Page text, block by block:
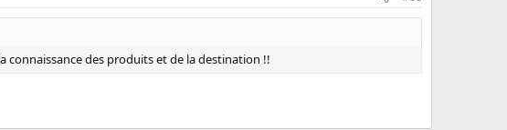
connaissance des produits et de la destination !!